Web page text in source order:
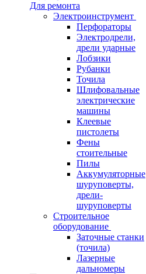
Для ремонта
Электроинструмент
Перфораторы
Электродрели,
дрели ударные
Лобзики
Рубанки
Точила
Шлифовальные
электрические
машины
Клеевые
пистолеты
Фены
стоительные
Пилы
Аккумуляторные
шуруповерты,
дрели-
шуруповерты
Строительное
оборудование
Заточные станки
(точила)
Лазерные
дальномеры